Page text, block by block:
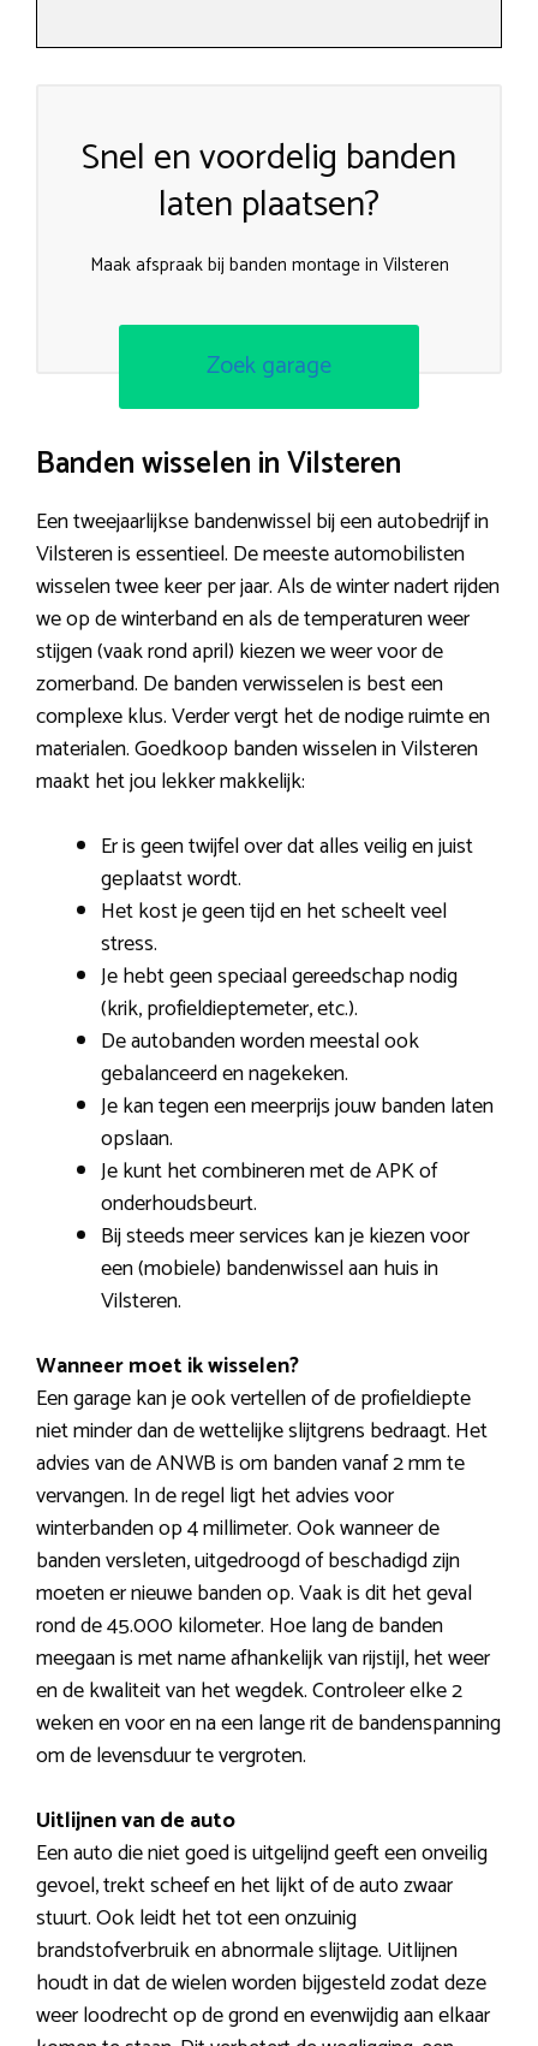
Snel en voordelig banden
laten plaatsen?
Maak afspraak bij banden montage in Vilsteren
Zoek garage
Banden wisselen in Vilsteren
Een tweejaarlijkse bandenwissel bij een autobedrijf in
Vilsteren is essentieel. De meeste automobilisten
wisselen twee keer per jaar. Als de winter nadert rijden
we op de winterband en als de temperaturen weer
stijgen (vaak rond april) kiezen we weer voor de
zomerband. De banden verwisselen is best een
complexe klus. Verder vergt het de nodige ruimte en
materialen. Goedkoop banden wisselen in Vilsteren
maakt het jou lekker makkelijk:
Er is geen twijfel over dat alles veilig en juist
geplaatst wordt.
Het kost je geen tijd en het scheelt veel
stress.
Je hebt geen speciaal gereedschap nodig
(krik, profieldieptemeter, etc.).
De autobanden worden meestal ook
gebalanceerd en nagekeken.
Je kan tegen een meerprijs jouw banden laten
opslaan.
Je kunt het combineren met de APK of
onderhoudsbeurt.
Bij steeds meer services kan je kiezen voor
een (mobiele) bandenwissel aan huis in
Vilsteren.
Wanneer moet ik wisselen?
Een garage kan je ook vertellen of de profieldiepte
niet minder dan de wettelijke slijtgrens bedraagt. Het
advies van de ANWB is om banden vanaf 2 mm te
vervangen. In de regel ligt het advies voor
winterbanden op 4 millimeter. Ook wanneer de
banden versleten, uitgedroogd of beschadigd zijn
moeten er nieuwe banden op. Vaak is dit het geval
rond de 45.000 kilometer. Hoe lang de banden
meegaan is met name afhankelijk van rijstijl, het weer
en de kwaliteit van het wegdek. Controleer elke 2
weken en voor en na een lange rit de bandenspanning
om de levensduur te vergroten.
Uitlijnen van de auto
Een auto die niet goed is uitgelijnd geeft een onveilig
gevoel, trekt scheef en het lijkt of de auto zwaar
stuurt. Ook leidt het tot een onzuinig
brandstofverbruik en abnormale slijtage. Uitlijnen
houdt in dat de wielen worden bijgesteld zodat deze
weer loodrecht op de grond en evenwijdig aan elkaar